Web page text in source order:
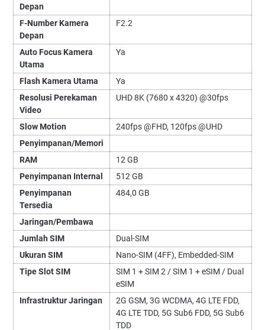
Depan
F-Number Kamera
Depan
F2.2
Auto Focus Kamera
Utama
Ya
Flash Kamera Utama
Ya
Resolusi Perekaman
Video
UHD 8K (7680 x 4320) @30fps
Slow Motion
240fps @FHD, 120fps @UHD
Penyimpanan/Memori
RAM
12 GB
Penyimpanan Internal
512 GB
Penyimpanan
Tersedia
484,0 GB
Jaringan/Pembawa
Jumlah SIM
Dual-SIM
Ukuran SIM
Nano-SIM (4FF), Embedded-SIM
Tipe Slot SIM
SIM 1 + SIM 2 / SIM 1 + eSIM / Dual
eSIM
Infrastruktur Jaringan
2G GSM, 3G WCDMA, 4G LTE FDD,
4G LTE TDD, 5G Sub6 FDD, 5G Sub6
TDD